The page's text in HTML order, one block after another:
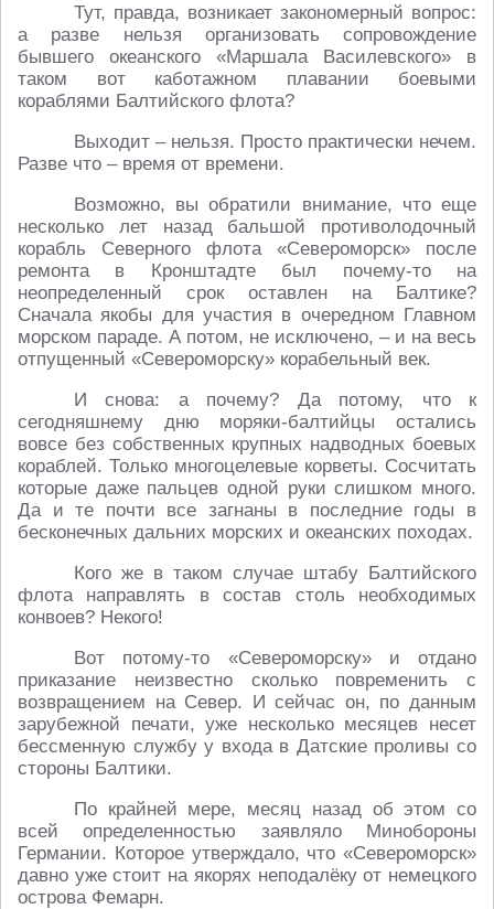
Тут, правда, возникает закономерный вопрос:
а разве нельзя организовать сопровождение
бывшего океанского «Маршала Василевского» в
таком вот каботажном плавании боевыми
кораблями Балтийского флота?
Выходит – нельзя. Просто практически нечем.
Разве что – время от времени.
Возможно, вы обратили внимание, что еще
несколько лет назад бальшой противолодочный
корабль Северного флота «Североморск» после
ремонта в Кронштадте был почему-то на
неопределенный срок оставлен на Балтике?
Сначала якобы для участия в очередном Главном
морском параде. А потом, не исключено, – и на весь
отпущенный «Североморску» корабельный век.
И снова: а почему? Да потому, что к
сегодняшнему дню моряки-балтийцы остались
вовсе без собственных крупных надводных боевых
кораблей. Только многоцелевые корветы. Сосчитать
которые даже пальцев одной руки слишком много.
Да и те почти все загнаны в последние годы в
бесконечных дальних морских и океанских походах.
Кого же в таком случае штабу Балтийского
флота направлять в состав столь необходимых
конвоев? Некого!
Вот потому-то «Североморску» и отдано
приказание неизвестно сколько повременить с
возвращением на Север. И сейчас он, по данным
зарубежной печати, уже несколько месяцев несет
бессменную службу у входа в Датские проливы со
стороны Балтики.
По крайней мере, месяц назад об этом со
всей определенностью заявляло Минобороны
Германии. Которое утверждало, что «Североморск»
давно уже стоит на якорях неподалёку от немецкого
острова Фемарн.